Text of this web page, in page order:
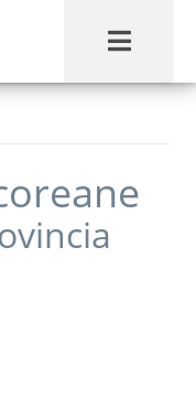
MENU